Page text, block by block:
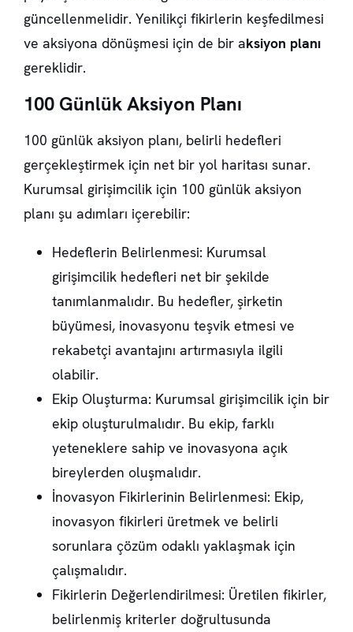
güncellenmelidir. Yenilikçi fikirlerin keşfedilmesi
ve aksiyona dönüşmesi için de bir aksiyon planı
gereklidir.
100 Günlük Aksiyon Planı
100 günlük aksiyon planı, belirli hedefleri
gerçekleştirmek için net bir yol haritası sunar.
Kurumsal girişimcilik için 100 günlük aksiyon
planı şu adımları içerebilir:
Hedeflerin Belirlenmesi: Kurumsal
girişimcilik hedefleri net bir şekilde
tanımlanmalıdır. Bu hedefler, şirketin
büyümesi, inovasyonu teşvik etmesi ve
rekabetçi avantajını artırmasıyla ilgili
olabilir.
Ekip Oluşturma: Kurumsal girişimcilik için bir
ekip oluşturulmalıdır. Bu ekip, farklı
yeteneklere sahip ve inovasyona açık
bireylerden oluşmalıdır.
İnovasyon Fikirlerinin Belirlenmesi: Ekip,
inovasyon fikirleri üretmek ve belirli
sorunlara çözüm odaklı yaklaşmak için
çalışmalıdır.
Fikirlerin Değerlendirilmesi: Üretilen fikirler,
belirlenmiş kriterler doğrultusunda